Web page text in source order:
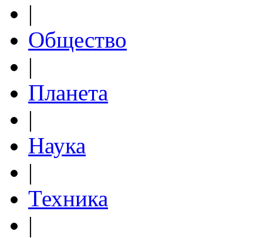
|
Общество
|
Планета
|
Наука
|
Техника
|